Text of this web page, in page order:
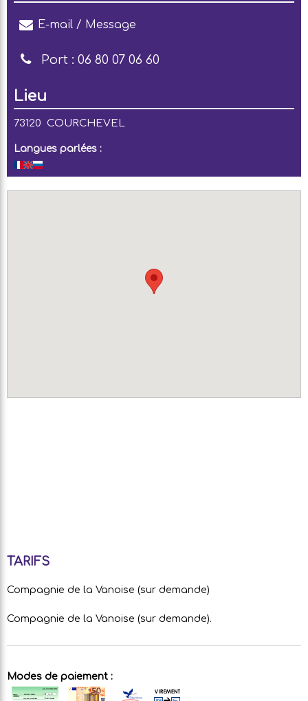
E-mail / Message
Port : 06 80 07 06 60
Lieu
73120 COURCHEVEL
Langues parlées :
TARIFS
Compagnie de la Vanoise (sur demande)
Compagnie de la Vanoise (sur demande).
Modes de paiement :